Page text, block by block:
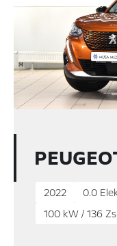
2022 0.0
100 kW / 136 Zs